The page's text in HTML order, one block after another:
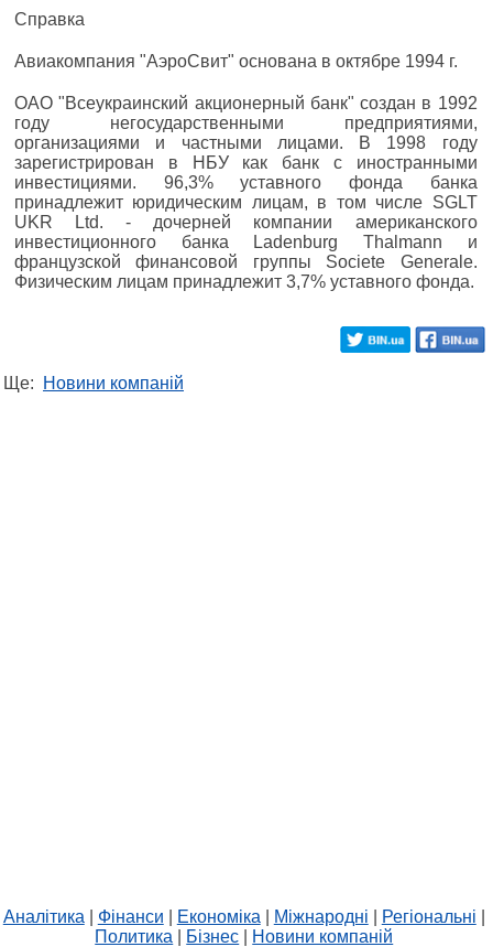
Справка
Авиакомпания "АэроСвит" основана в октябре 1994 г.
ОАО "Всеукраинский акционерный банк" создан в 1992
году негосударственными предприятиями,
организациями и частными лицами. В 1998 году
зарегистрирован в НБУ как банк с иностранными
инвестициями. 96,3% уставного фонда банка
принадлежит юридическим лицам, в том числе SGLT
UKR Ltd. - дочерней компании американского
инвестиционного банка Ladenburg Thalmann и
французской финансовой группы Societe Generale.
Физическим лицам принадлежит 3,7% уставного фонда.
Ще: Новини компаній
Аналітика Фінанси Економіка Міжнародні Регіональні
Политика
Бізнес Новини компаній